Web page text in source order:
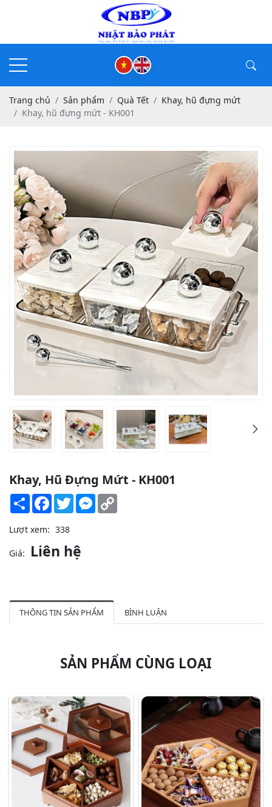
Trang chủ Sản phẩm Quà Tết
Khay, hũ đựng mứt
Khay, hũ đựng mứt - KH001
Khay, Hũ Đựng Mứt - KH001
Share Facebook
TwitterMessenger
Lượt xem: 338
Giá: Liên hệ
THÔNG TIN SẢN PHẨM BÌNH LUẬN
SẢN PHẨM CÙNG LOẠI